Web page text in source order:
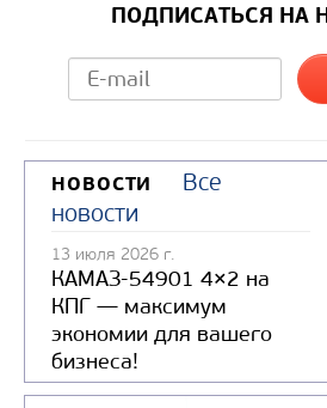
ПОДПИСАТЬСЯ НА
НОВОСТИ
Все
новости
13 июля 2026 г.
КАМАЗ-54901 4×2 на
КПГ — максимум
экономии для вашего
бизнеса!